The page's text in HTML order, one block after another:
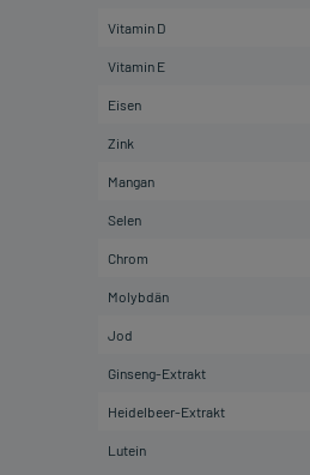
Vitamin D
Vitamin E
Eisen
Zink
Mangan
Selen
Chrom
Molybdän
Jod
Ginseng-Extrakt
Heidelbeer-Extrakt
Lutein